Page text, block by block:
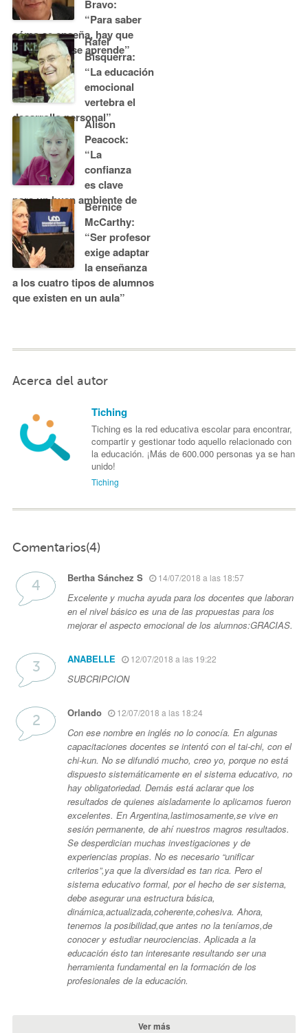
Bravo:
“Para saber
cómo se enseña, hay que
saber cómo se aprende”
Rafel
Bisquerra:
“La educación
emocional
vertebra el
desarrollo personal”
Alison
Peacock:
“La
confianza
es clave
para un buen ambiente de
aprendizaje”
Bernice
McCarthy:
“Ser profesor
exige adaptar
la enseñanza
a los cuatro tipos de alumnos
que existen en un aula”
Acerca del autor
Tiching
Tiching es la red educativa escolar para encontrar,
compartir y gestionar todo aquello relacionado con
la educación. ¡Más de 600.000 personas ya se han
unido!
Tiching
Comentarios(4)
Bertha Sánchez S 14/07/2018 a las 18:57
Excelente y mucha ayuda para los docentes que laboran
en el nivel básico es una de las propuestas para los
mejorar el aspecto emocional de los alumnos:GRACIAS.
ANABELLE 12/07/2018 a las 19:22
SUBCRIPCION
Orlando 12/07/2018 a las 18:24
Con ese nombre en inglés no lo conocía. En algunas
capacitaciones docentes se intentó con el tai-chi, con el
chi-kun. No se difundió mucho, creo yo, porque no está
dispuesto sistemáticamente en el sistema educativo, no
hay obligatoriedad. Demás está aclarar que los
resultados de quienes aisladamente lo aplicamos fueron
excelentes. En Argentina,lastimosamente,se vive en
sesión permanente, de ahí nuestros magros resultados.
Se desperdician muchas investigaciones y de
experiencias propias. No es necesario “unificar
criterios”,ya que la diversidad es tan rica. Pero el
sistema educativo formal, por el hecho de ser sistema,
debe asegurar una estructura básica,
dinámica,actualizada,coherente,cohesiva. Ahora,
tenemos la posibilidad,que antes no la teníamos,de
conocer y estudiar neurociencias. Aplicada a la
educación ésto tan interesante resultando ser una
herramienta fundamental en la formación de los
profesionales de la educación.
Ver más